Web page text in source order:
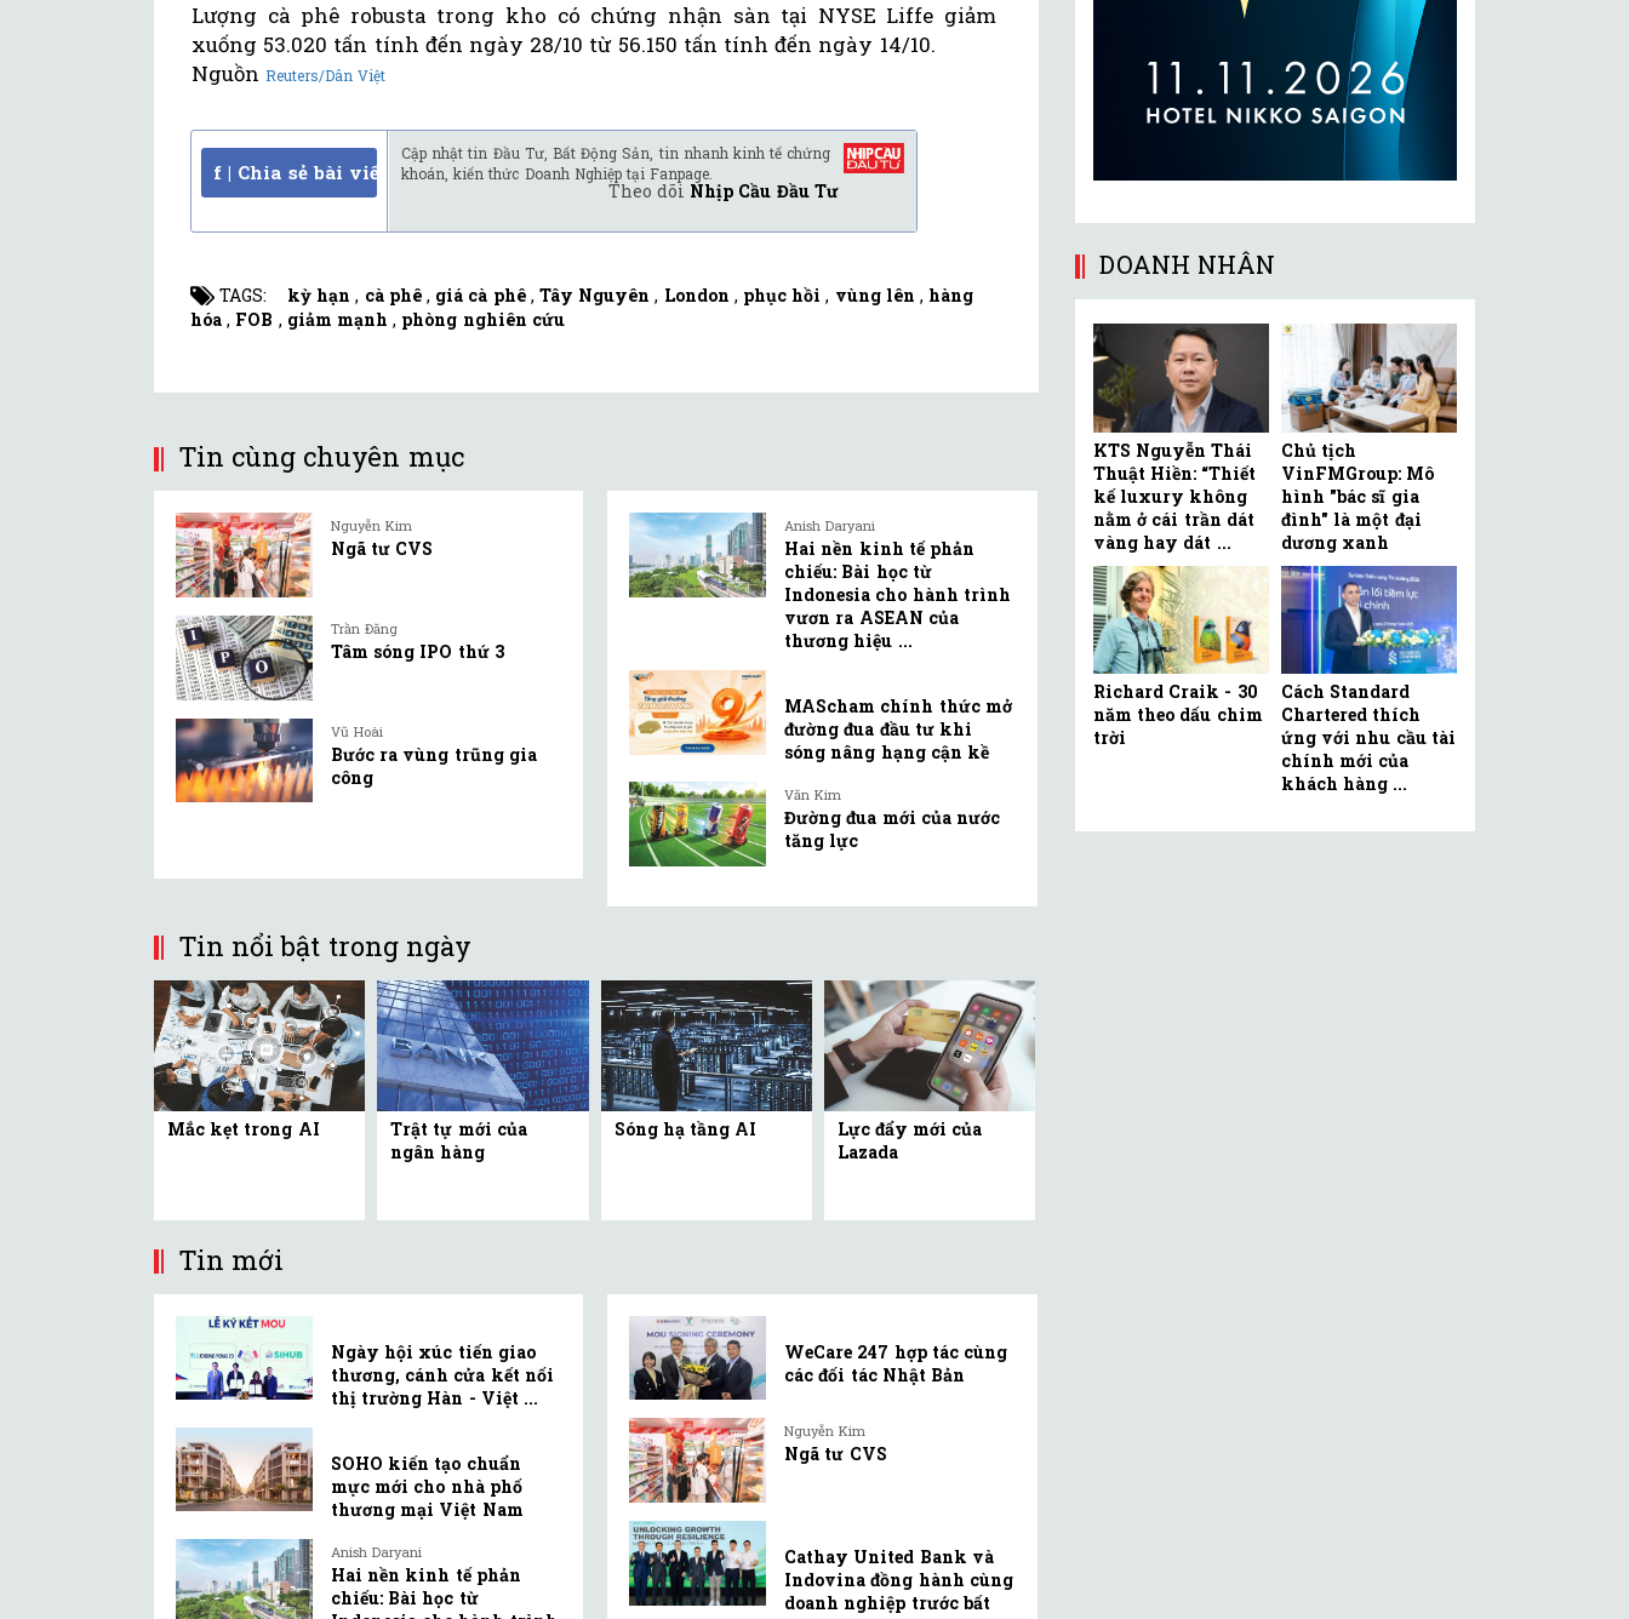
Lượng cà phê robusta trong kho có chứng nhận sàn tại NYSE Liffe giảm
xuống 53.020 tấn tính đến ngày 28/10 từ 56.150 tấn tính đến ngày 14/10.
NguồnReuters/Dân Việt
f | Chia sẻ bài viết
Cập nhật tin Đầu Tư, Bất Động Sản, tin nhanh kinh tế chứng
khoán, kiến thức Doanh Nghiệp tại Fanpage.
Theo dõi Nhịp Cầu Đầu Tư
TAGS: kỳ hạn , cà phê, giá cà phê,Tây Nguyên , London , phục hồi , vùng lên ,hàng
hóa , FOB , giảm mạnh , phòng nghiên cứu
Tin cùng chuyên mục
Nguyễn Kim
Ngã tư CVS
Trần Đăng
Tâm sóng IPO thứ 3
Vũ Hoài
Bước ra vùng trũng gia
công
Anish Daryani
Hai nền kinh tế phản
chiếu: Bài học từ
Indonesia cho hành trình
vươn ra ASEAN của
thương hiệu ...
MAScham chính thức mở
đường đua đầu tư khi
sóng nâng hạng cận kề
Văn Kim
Đường đua mới của nước
tăng lực
Tin nổi bật trong ngày
Mắc kẹt trong AI
Trật tự mới của
ngân hàng
Sóng hạ tầng AI
Lực đẩy mới của
Lazada
Tin mới
Ngày hội xúc tiến giao
thương, cánh cửa kết nối
thị trường Hàn - Việt ...
SOHO kiến tạo chuẩn
mực mới cho nhà phố
thương mại Việt Nam
Anish Daryani
Hai nền kinh tế phản
chiếu: Bài học từ
WeCare 247 hợp tác cùng
các đối tác Nhật Bản
Nguyễn Kim
Ngã tư CVS
Cathay United Bank và
Indovina đồng hành cùng
doanh nghiệp trước bất
DOANH NHÂN
KTS Nguyễn Thái
Thuật Hiền: “Thiết
kế luxury không
nằm ở cái trần dát
vàng hay dát ...
Chủ tịch
VinFMGroup: Mô
hình "bác sĩ gia
đình" là một đại
dương xanh
Richard Craik - 30
năm theo dấu chim
trời
Cách Standard
Chartered thích
ứng với nhu cầu tài
chính mới của
khách hàng ...